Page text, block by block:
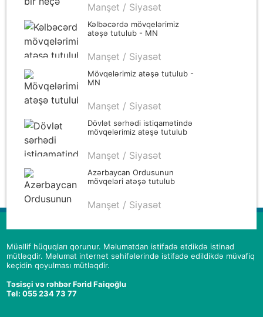
Manşet / Siyasət
Kəlbəcərdə mövqelərimiz
atəşə tutulub - MN
Manşet / Siyasət
Mövqelərimiz atəşə tutulub -
MN
Manşet / Siyasət
Dövlət sərhədi istiqamətində
mövqelərimiz atəşə tutulub
Manşet / Siyasət
Azərbaycan Ordusunun
mövqeləri atəşə tutulub
Manşet / Siyasət
Müəllif hüquqları qorunur. Məlumatdan istifadə etdikdə istinad
mütləqdir. Məlumat internet səhifələrində istifadə edildikdə müvafiq
keçidin qoyulması mütləqdir.
Təsisçi və rəhbər Fərid Faiqoğlu
Tel: 055 234 73 77